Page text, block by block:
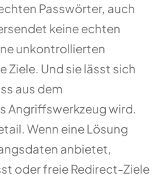
Passwörter, auch
keine echten
unkontrollierten
Und sie lässt sich
aus dem
Angriffswerkzeug wird.
Wenn eine Lösung
anbietet,
oder freie Redirect-Ziele